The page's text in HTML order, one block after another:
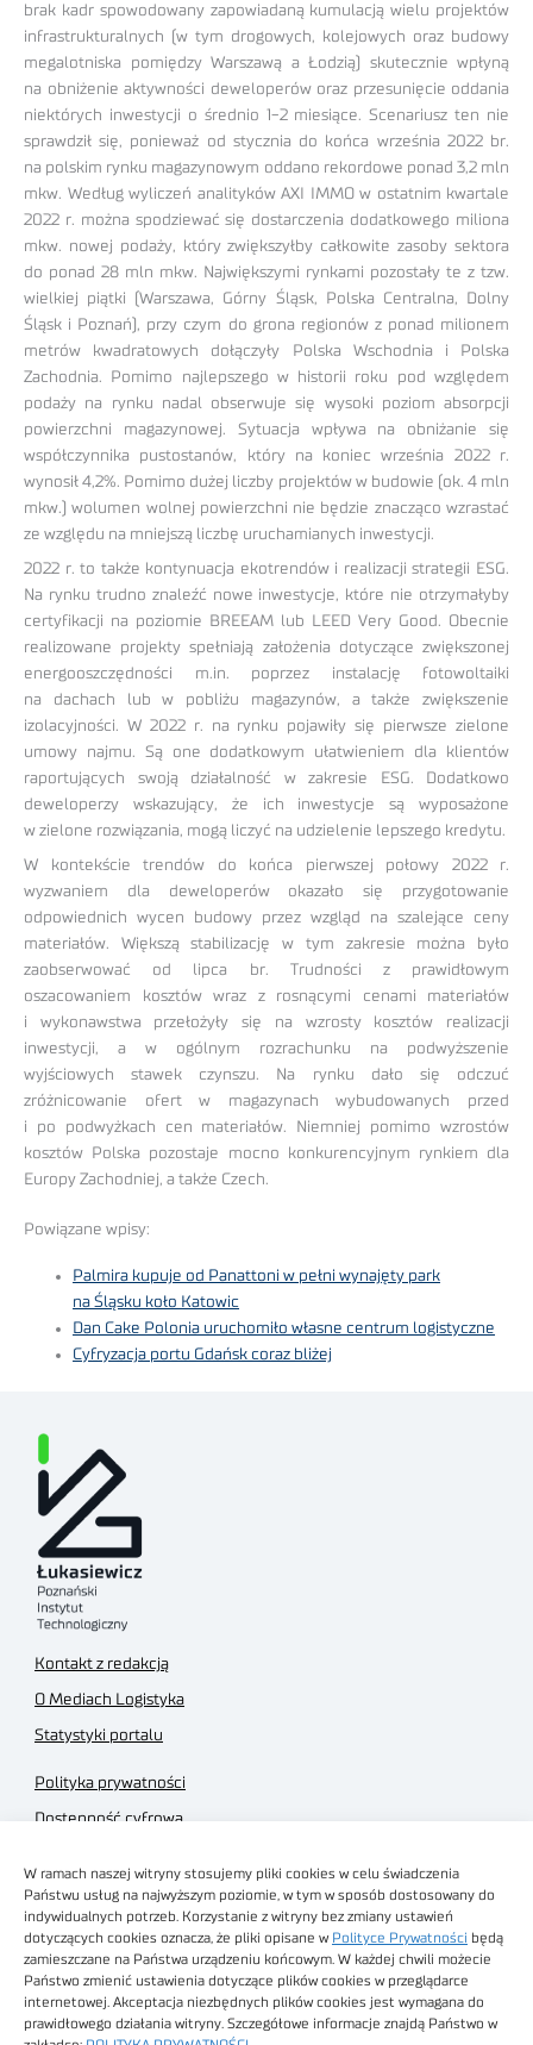
W ramach naszej witryny stosujemy pliki cookies w celu świadczenia
Państwu usług na najwyższym poziomie, w tym w sposób dostosowany do
indywidualnych potrzeb. Korzystanie z witryny bez zmiany ustawień
dotyczących cookies oznacza, że pliki opisane w Polityce Prywatności będą
zamieszczane na Państwa urządzeniu końcowym. W każdej chwili możecie
Państwo zmienić ustawienia dotyczące plików cookies w przeglądarce
internetowej. Akceptacja niezbędnych plików cookies jest wymagana do
prawidłowego działania witryny. Szczegółowe informacje znajdą Państwo w
brak kadr spowodowany zapowiadaną kumulacją wielu projektów
infrastrukturalnych (w tym drogowych, kolejowych oraz budowy
megalotniska pomiędzy Warszawą a Łodzią) skutecznie wpłyną
na obniżenie aktywności deweloperów oraz przesunięcie oddania
niektórych inwestycji o średnio 1-2 miesiące. Scenariusz ten nie
sprawdził się, ponieważ od stycznia do końca września 2022 br.
na polskim rynku magazynowym oddano rekordowe ponad 3,2 mln
mkw. Według wyliczeń analityków AXI IMMO w ostatnim kwartale
2022 r. można spodziewać się dostarczenia dodatkowego miliona
mkw. nowej podaży, który zwiększyłby całkowite zasoby sektora
do ponad 28 mln mkw. Największymi rynkami pozostały te z tzw.
wielkiej piątki (Warszawa, Górny Śląsk, Polska Centralna, Dolny
Śląsk i Poznań), przy czym do grona regionów z ponad milionem
metrów kwadratowych dołączyły Polska Wschodnia i Polska
Zachodnia. Pomimo najlepszego w historii roku pod względem
podaży na rynku nadal obserwuje się wysoki poziom absorpcji
powierzchni magazynowej. Sytuacja wpływa na obniżanie się
współczynnika pustostanów, który na koniec września 2022 r.
wynosił 4,2%. Pomimo dużej liczby projektów w budowie (ok. 4 mln
mkw.) wolumen wolnej powierzchni nie będzie znacząco wzrastać
ze względu na mniejszą liczbę uruchamianych inwestycji.
2022 r. to także kontynuacja ekotrendów i realizacji strategii ESG.
Na rynku trudno znaleźć nowe inwestycje, które nie otrzymałyby
certyfikacji na poziomie BREEAM lub LEED Very Good. Obecnie
realizowane projekty spełniają założenia dotyczące zwiększonej
energooszczędności m.in. poprzez instalację fotowoltaiki
na dachach lub w pobliżu magazynów, a także zwiększenie
izolacyjności. W 2022 r. na rynku pojawiły się pierwsze zielone
umowy najmu. Są one dodatkowym ułatwieniem dla klientów
raportujących swoją działalność w zakresie ESG. Dodatkowo
deweloperzy wskazujący, że ich inwestycje są wyposażone
w zielone rozwiązania, mogą liczyć na udzielenie lepszego kredytu.
W kontekście trendów do końca pierwszej połowy 2022 r.
wyzwaniem dla deweloperów okazało się przygotowanie
odpowiednich wycen budowy przez wzgląd na szalejące ceny
materiałów. Większą stabilizację w tym zakresie można było
zaobserwować od lipca br. Trudności z prawidłowym
oszacowaniem kosztów wraz z rosnącymi cenami materiałów
i wykonawstwa przełożyły się na wzrosty kosztów realizacji
inwestycji, a w ogólnym rozrachunku na podwyższenie
wyjściowych stawek czynszu. Na rynku dało się odczuć
zróżnicowanie ofert w magazynach wybudowanych przed
i po podwyżkach cen materiałów. Niemniej pomimo wzrostów
kosztów Polska pozostaje mocno konkurencyjnym rynkiem dla
Europy Zachodniej, a także Czech.
Powiązane wpisy:
Palmira kupuje od Panattoni w pełni wynajęty park
na Śląsku koło Katowic
Dan Cake Polonia uruchomiło własne centrum logistyczne
Cyfryzacja portu Gdańsk coraz bliżej
Kontakt z redakcją
O Mediach Logistyka
Statystyki portalu
Polityka prywatności
Dostępność cyfrowa
Regulamin sklepu
Obrazy stockowe